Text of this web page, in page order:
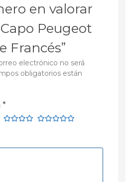
en valorar
Peugeot
Francés”
electrónico no será
obligatorios están
*